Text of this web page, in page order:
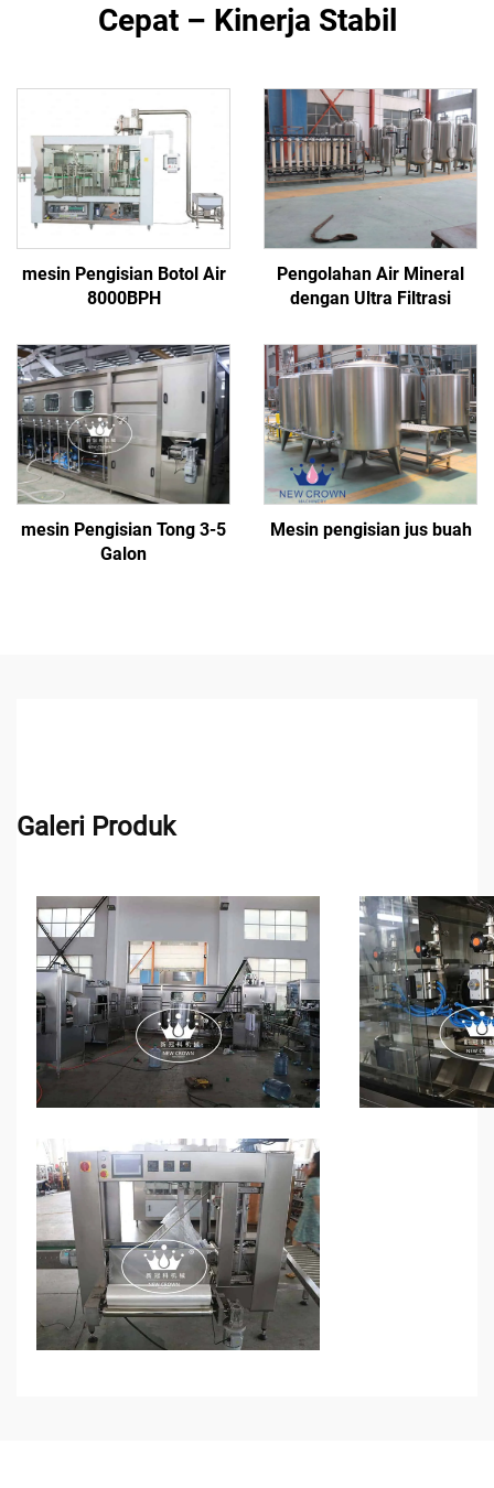
Cepat – Kinerja Stabil
mesin Pengisian Botol Air
8000BPH
Pengolahan Air Mineral
dengan Ultra Filtrasi
mesin Pengisian Tong 3-5
Galon
Mesin pengisian jus buah
Galeri Produk